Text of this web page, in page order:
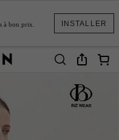
INSTALLER
à bon prix.